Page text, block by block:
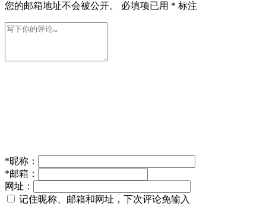
您的邮箱地址不会被公开。 必填项已用 * 标注
*昵称：
*邮箱：
网址：
记住昵称、邮箱和网址，下次评论免输入